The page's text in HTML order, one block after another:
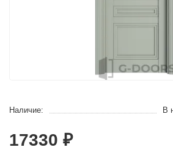
Наличие: В
17330 ₽